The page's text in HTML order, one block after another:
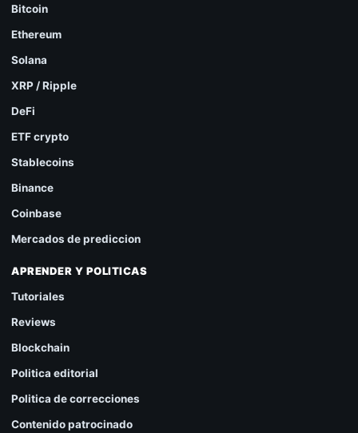
Bitcoin
Ethereum
Solana
XRP / Ripple
DeFi
ETF crypto
Stablecoins
Binance
Coinbase
Mercados de prediccion
APRENDER Y POLITICAS
Tutoriales
Reviews
Blockchain
Politica editorial
Politica de correcciones
Contenido patrocinado